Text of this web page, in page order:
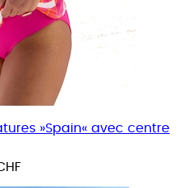
»Spain« avec centre